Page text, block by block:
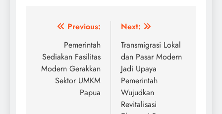
Post
navigation
Previous:
Pemerintah
Sediakan Fasilitas
Modern Gerakkan
Sektor UMKM
Papua
Next:
Transmigrasi Lokal
dan Pasar Modern
Jadi Upaya
Pemerintah
Wujudkan
Revitalisasi